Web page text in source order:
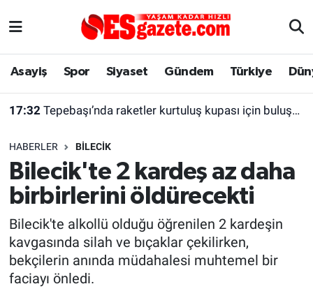
Asayiş Spor Siyaset Gündem Türkiye
17:32 Tepebaşı’nda raketler kurtuluş kupası için buluşacak
HABERLER BILECIK
Bilecik'te 2 kardeş az daha
birbirlerini öldürecekti
Bilecik'te alkollü olduğu öğrenilen 2 kardeşin
kavgasında silah ve bıçaklar çekilirken,
bekçilerin anında müdahalesi muhtemel bir
faciayı önledi.
Asayiş
Gündem
Türkiye
Dünya
Sağlık
Yaşam
Eskişehirspor Arşivi
Eskişehir Arşivi
Röportaj
Ekonomi
Eskişehir Nöbetçi Eczaneler
Süper Lig Puan Durumu ve Fikstür
Tüm Manşetler
Son Dakika Haberleri
Haber Arşivi